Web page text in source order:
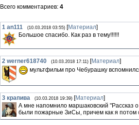
Всего комментариев: 4
1 an111 (10.03.2018 03:55) [Материал]
Большое спасибо. Как раз в тему!!!!!!
2 werner618740 (10.03.2018 17:11) [Материал]
мультфильм про Чебурашку
3 крапива (10.03.2018 19:39) [Материал]
А мне напомнило маршаковский "Рассказ
были пожарные ЗиСы, причем как я потом